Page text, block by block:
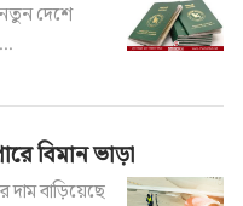
দেশে
বিমান ভাড়া
বাড়িয়েছে